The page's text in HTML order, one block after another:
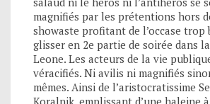
magnifiés par les prétentions hors
showaste profitant de l’occase trop
glisser en 2e partie de soirée dans
Leone. Les acteurs de la vie
véracifiés. Ni avilis ni magnifiés
mêmes. Ainsi de l’aristocratissime